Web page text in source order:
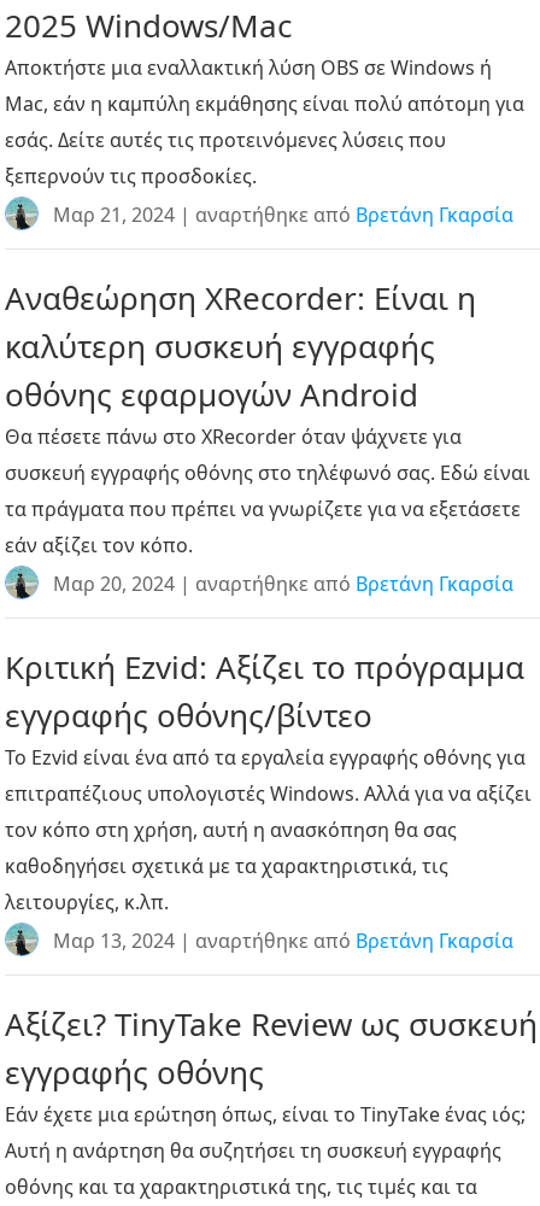
2025 Windows/Mac
Αποκτήστε μια εναλλακτική λύση OBS σε Windows ή
Mac, εάν η καμπύλη εκμάθησης είναι πολύ απότομη για
εσάς. Δείτε αυτές τις προτεινόμενες λύσεις που
ξεπερνούν τις προσδοκίες.
Μαρ 21, 2024 | αναρτήθηκε από Βρετάνη Γκαρσία
Αναθεώρηση XRecorder: Είναι η
καλύτερη συσκευή εγγραφής
οθόνης εφαρμογών Android
Θα πέσετε πάνω στο XRecorder όταν ψάχνετε για
συσκευή εγγραφής οθόνης στο τηλέφωνό σας. Εδώ είναι
τα πράγματα που πρέπει να γνωρίζετε για να εξετάσετε
εάν αξίζει τον κόπο.
Μαρ 20, 2024 | αναρτήθηκε από Βρετάνη Γκαρσία
Κριτική Ezvid: Αξίζει το πρόγραμμα
εγγραφής οθόνης/βίντεο
Το Ezvid είναι ένα από τα εργαλεία εγγραφής οθόνης για
επιτραπέζιους υπολογιστές Windows. Αλλά για να αξίζει
τον κόπο στη χρήση, αυτή η ανασκόπηση θα σας
καθοδηγήσει σχετικά με τα χαρακτηριστικά, τις
λειτουργίες, κ.λπ.
Μαρ 13, 2024 | αναρτήθηκε από Βρετάνη Γκαρσία
Αξίζει? TinyTake Review ως συσκευή
εγγραφής οθόνης
Εάν έχετε μια ερώτηση όπως, είναι το TinyTake ένας ιός;
Αυτή η ανάρτηση θα συζητήσει τη συσκευή εγγραφής
οθόνης και τα χαρακτηριστικά της, τις τιμές και τα